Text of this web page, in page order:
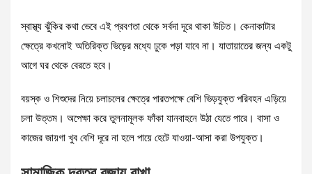
স্বাস্থ্য ঝুঁকির কথা ভেবে এই প্রবণতা থেকে সর্বদা দূরে থাকা উচিত। কেনাকাটার
ক্ষেত্রে কখনোই অতিরিক্ত ভিড়ের মধ্যে ঢুকে পড়া যাবে না। যাতায়াতের জন্য একটু
আগে ঘর থেকে বেরতে হবে।
বয়স্ক ও শিশুদের নিয়ে চলাচলের ক্ষেত্রে পারতপক্ষে বেশি ভিড়যুক্ত পরিবহন এড়িয়ে
চলা উত্তম। অপেক্ষা করে তুলনামূলক ফাঁকা যানবাহনে উঠা যেতে পারে। বাসা ও
কাজের জায়গা খুব বেশি দূরে না হলে পায়ে হেটে যাওয়া-আসা করা উপযুক্ত।